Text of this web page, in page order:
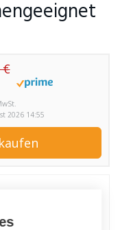
€
2026 14:55